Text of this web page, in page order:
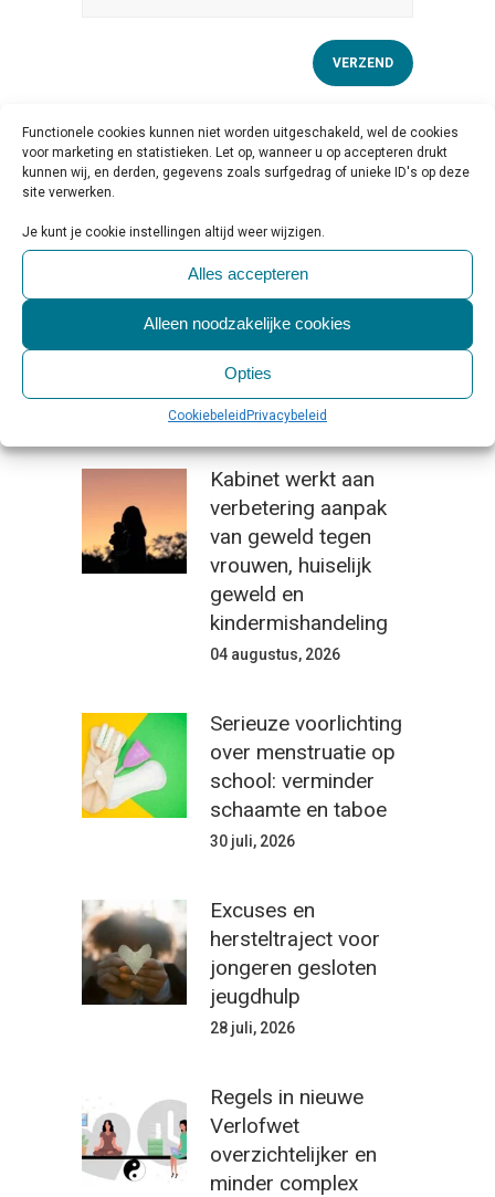
Functionele cookies kunnen niet worden uitgeschakeld, wel de cookies
voor marketing en statistieken. Let op, wanneer u op accepteren drukt
kunnen wij, en derden, gegevens zoals surfgedrag of unieke ID's op deze
site verwerken.
Je kunt je cookie instellingen altijd weer wijzigen.
Alles accepteren
Alleen noodzakelijke cookies
Opties
CookiebeleidPrivacybeleid
Categorieën
Meest recente berichten
Zo werk je op school
aan een veilig en
inclusief klimaat
06 augustus, 2026
Kabinet werkt aan
verbetering aanpak
van geweld tegen
vrouwen, huiselijk
geweld en
kindermishandeling
04 augustus, 2026
Serieuze voorlichting
over menstruatie op
school: verminder
schaamte en taboe
30 juli, 2026
Excuses en
hersteltraject voor
jongeren gesloten
jeugdhulp
28 juli, 2026
Regels in nieuwe
Verlofwet
overzichtelijker en
minder complex